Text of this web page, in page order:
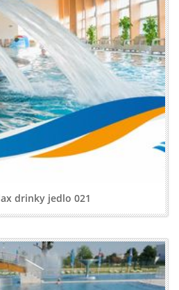
drinky jedlo 021